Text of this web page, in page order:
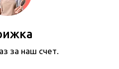
за наш счет.